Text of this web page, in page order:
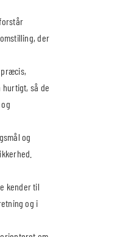
der
så de
og
kender til
og i